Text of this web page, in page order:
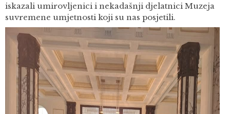
iskazali umirovljenici i nekadašnji djelatnici Muzeja
suvremene umjetnosti koji su nas posjetili.